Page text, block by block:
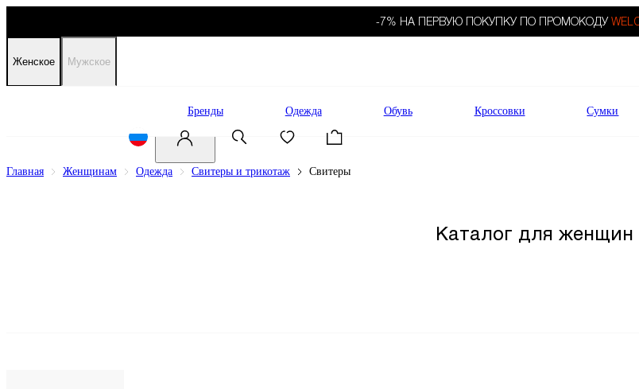
-7% НА ПЕРВУЮ ПОКУПКУ ПО ПРОМОКОДУ
Женское Мужское
Бренды Одежда Обувь Кроссовки Сумки
Главная Женщинам Одежда Свитеры и трикотаж Свитеры
Каталог для женщин